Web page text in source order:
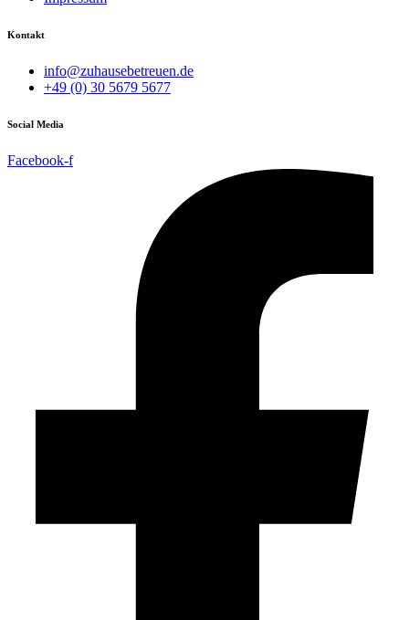
Kontakt
info@zuhausebetreuen.de
+49 (0) 30 5679 5677
Social Media
Facebook-f